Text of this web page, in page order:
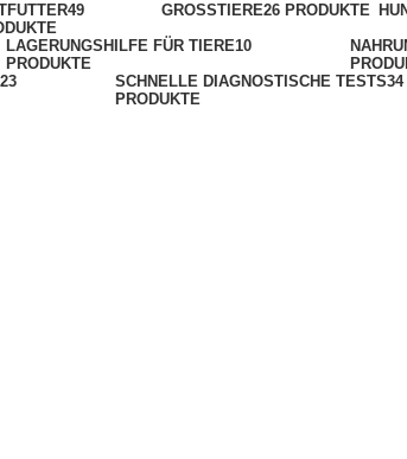
49
GROSSTIERE 26 PRODUKTE
LAGERUNGSHILFE FÜR TIERE10
PRODUKTE
23
SCHNELLE DIAGNOSTISCHE TESTS34
PRODUKTE